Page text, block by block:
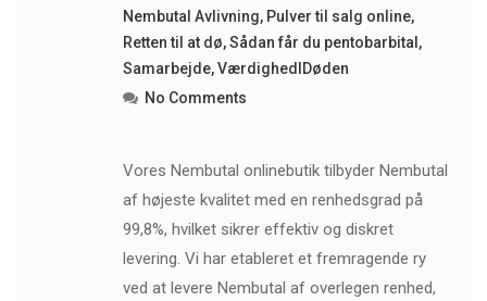
Nembutal Avlivning, Pulver til salg online,
Retten til at dø,Sådan får du pentobarbital ,
Samarbejde,VærdighedIDøden
No Comments
Vores Nembutal onlinebutik tilbyder Nembutal
af højeste kvalitet med en renhedsgrad på
99,8%, hvilket sikrer effektiv og diskret
levering. Vi har etableret et fremragende ry
ved at levere Nembutal af overlegen renhed,